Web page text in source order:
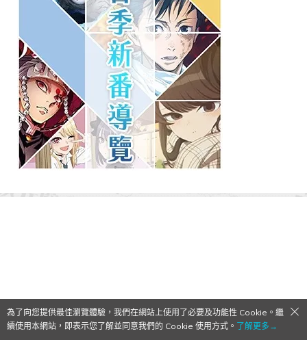
為了向您提供最佳瀏覽體驗，我們在網站上使用了必要及功能性 Cookie。繼
續使用本網站，即表示您了解並同意我們的 Cookie 使用方式。 了解更多→